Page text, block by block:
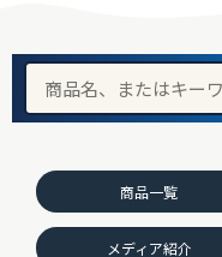
商品一覧
メディア紹介